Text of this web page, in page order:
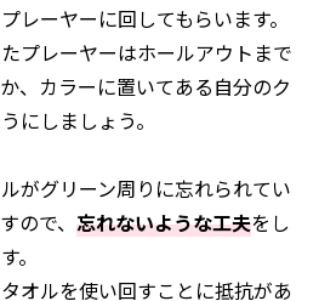
レーヤーに回してもらいます。
プレーヤーはホールアウトまで
、カラーに置いてある自分のク
にしましょう。
がグリーン周りに忘れられてい
ので、 忘れないような工夫をし
。
オルを使い回すことに抵抗があ